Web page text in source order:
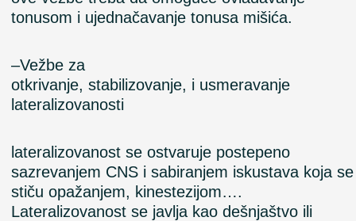
tonusom i ujednačavanje tonusa mišića.
–Vežbe za
otkrivanje, stabilizovanje, i usmeravanje
lateralizovanosti
ateralizovanost se ostvaruje postepeno
sazrevanjem CNS i sabiranjem iskustava koja se
stiču opažanjem, kinestezijom….
Lateralizovanost se javlja kao dešnjaštvo ili